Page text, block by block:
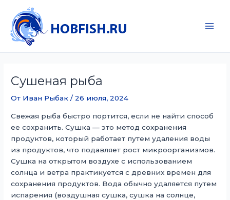
содержимому
Сушеная рыба
От Иван Рыбак/ 26 июля, 2024
Свежая рыба быстро портится, если не найти способ
ее сохранить. Сушка — это метод сохранения
продуктов, который работает путем удаления воды
из продуктов, что подавляет рост микроорганизмов.
Сушка на открытом воздухе с использованием
солнца и ветра практикуется с древних времен для
сохранения продуктов. Вода обычно удаляется путем
испарения (воздушная сушка, сушка на солнце,